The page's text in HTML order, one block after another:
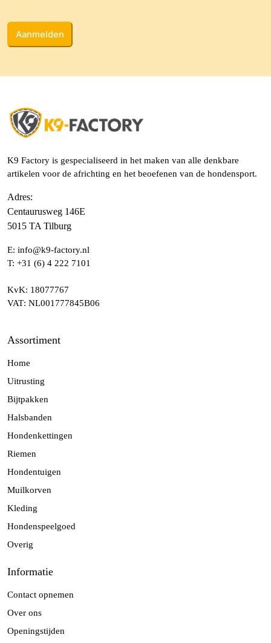
K9 Factory is gespecialiseerd in het maken van alle denkbare
artikelen voor de africhting en het beoefenen van de hondensport.
Adres:
Centaurusweg 146E
5015 TA Tilburg
E: info@k9-factory.nl
T: +31 (6) 4 222 7101
KvK: 18077767
VAT: NL001777845B06
Assortiment
Home
Uitrusting
Bijtpakken
Halsbanden
Hondenkettingen
Riemen
Hondentuigen
Muilkorven
Kleding
Hondenspeelgoed
Overig
Informatie
Contact opnemen
Over ons
Openingstijden